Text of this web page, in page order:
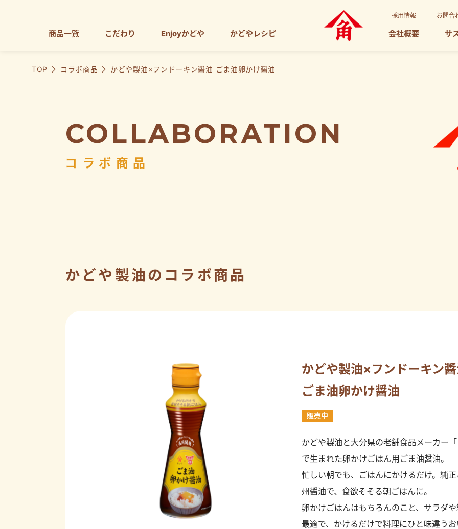
商品一覧 こだわり Enjoyかどや かどやレシピ 会社概要 サ
採用情報 お問合
TOP コラボ商品 かどや製油×フンドーキン醬油 ごま油卵かけ醤油
COLLABORATION
コラボ商品
かどや製油のコラボ商品
かどや製油×フンドーキン
ごま油卵かけ醤油
販売中
かどや製油と大分県の老舗食品メーカー
で生まれた卵かけごはん用ごま油醤油。
忙しい朝でも、ごはんにかけるだけ。純
州醤油で、食欲そそる朝ごはんに。
卵かけごはんはもちろんのこと、サラダ
最適で、かけるだけで料理にひと味違うお